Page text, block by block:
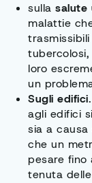
sulla salute
malattie
loro
un
Sugli edifici
agli edifici
sia a
che un
pesare fino
tenuta